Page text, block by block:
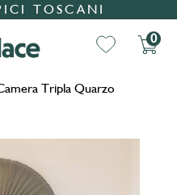
TOSCANI
0
Tripla Quarzo